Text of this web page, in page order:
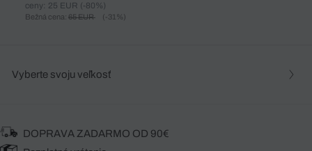
ceny: 25 EUR (-80%)
Bežná cena: 65 EUR (-31%)
Vyberte svoju veľkosť
DOPRAVA ZADARMO OD 90€